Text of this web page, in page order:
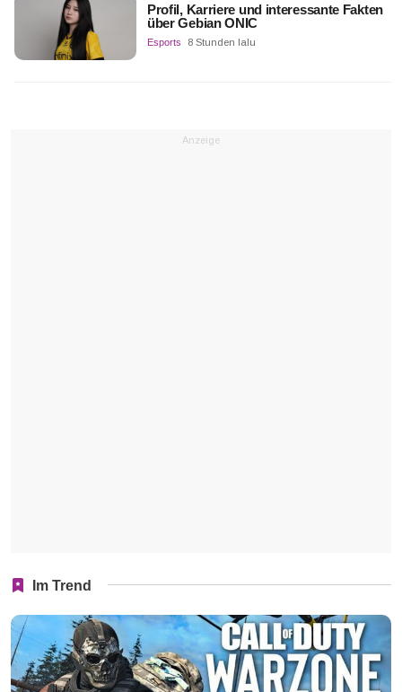
Profil, Karriere und interessante Fakten
über Gebian ONIC
Esports 8 Stunden lalu
Anzeige
Im Trend